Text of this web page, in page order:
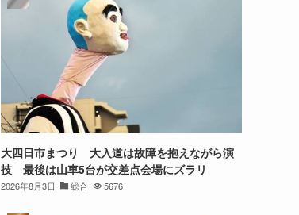
大四日市まつり 大入道は故障を抱えながら演
技 最後は山車5台が交差点会場にズラリ
2026年8月3日 総合 5676